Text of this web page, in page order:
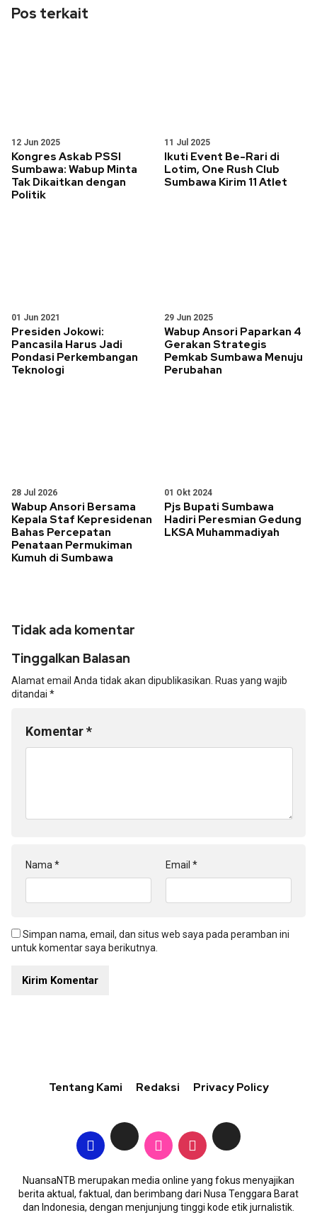
Pos terkait
12 Jun 2025
Kongres Askab PSSI
Sumbawa: Wabup Minta
Tak Dikaitkan dengan
Politik
11 Jul 2025
Ikuti Event Be-Rari di
Lotim, One Rush Club
Sumbawa Kirim 11 Atlet
01 Jun 2021
Presiden Jokowi:
Pancasila Harus Jadi
Pondasi Perkembangan
Teknologi
29 Jun 2025
Wabup Ansori Paparkan 4
Gerakan Strategis
Pemkab Sumbawa Menuju
Perubahan
28 Jul 2026
Wabup Ansori Bersama
Kepala Staf Kepresidenan
Bahas Percepatan
Penataan Permukiman
Kumuh di Sumbawa
01 Okt 2024
Pjs Bupati Sumbawa
Hadiri Peresmian Gedung
LKSA Muhammadiyah
Tidak ada komentar
Tinggalkan Balasan
Alamat email Anda tidak akan dipublikasikan. Ruas yang wajib
ditandai *
Komentar*
Nama * Email *
Simpan nama, email, dan situs web saya pada peramban ini
untuk komentar saya berikutnya.
Tentang Kami Redaksi Privacy Policy
NuansaNTB merupakan media online yang fokus menyajikan
berita aktual, faktual, dan berimbang dari Nusa Tenggara Barat
dan Indonesia, dengan menjunjung tinggi kode etik jurnalistik.